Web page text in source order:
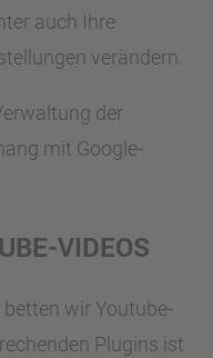
auch Ihre
verändern.
der
mit Google-
VIDEOS
wir Youtube-
Plugins ist